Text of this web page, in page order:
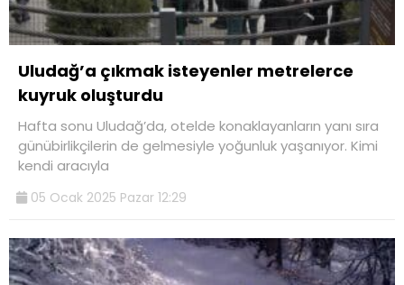
Uludağ’a çıkmak isteyenler metrelerce
kuyruk oluşturdu
Hafta sonu Uludağ’da, otelde konaklayanların yanı sıra
günübirlikçilerin de gelmesiyle yoğunluk yaşanıyor. Kimi
kendi aracıyla
05 Ocak 2025 Pazar 12:29